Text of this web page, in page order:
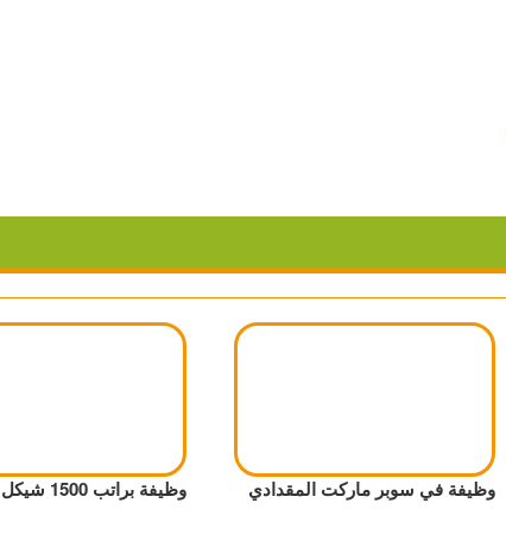
وظيفة في سوبر ماركت المقدادي وظيفة براتب 1500 شيكل